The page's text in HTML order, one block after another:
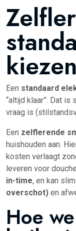
Een standaard
“altijd klaar”. Dat
vraag is
Een zelflerende
huishouden aan.
kosten verlaagt
leveren voor
in-time, en kan
overschot) en
Hoe